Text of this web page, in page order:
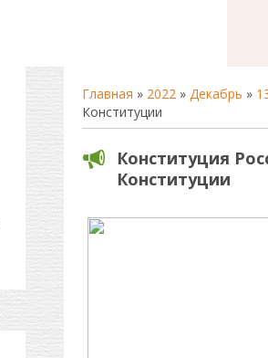
Главная » 2022 » Декабрь »
Конституции
Конституция
Конституции